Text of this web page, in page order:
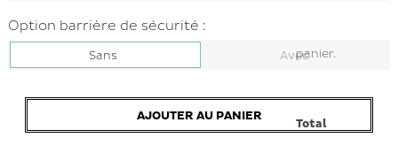
panier.
Total
Option barrière de sécurité :
Sans Avec
AJOUTER AU PANIER